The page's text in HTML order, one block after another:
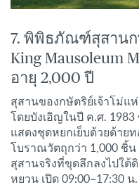
7. พิพิธภัณฑ์สุสานก
King Mausoleum
อายุ 2,000 ปี
สุสานของกษัตริย์เจ้าโม่แ
โดยบังเอิญในปี ค.ศ.
แสดงชุดหยกเย็บด้วยด้าย
โบราณวัตถุกว่า 1,000 ชิ้
สุสานจริงที่ขุดลึกลงไปใต้
หยวน เปิด 09:00–17:30